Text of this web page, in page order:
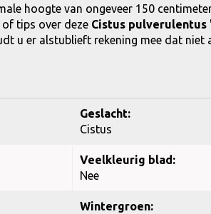
hoogte van ongeveer 150
tips over deze Cistus pulverulentus
u er alstublieft rekening mee dat niet
Geslacht:
Cistus
Veelkleurig blad:
Nee
Wintergroen: